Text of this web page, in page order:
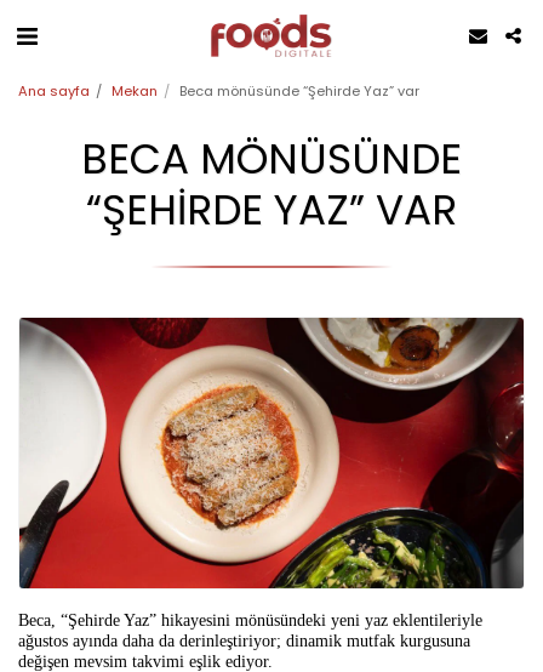
Ana sayfa Mekan Beca mönüsünde “Şehirde Yaz” var
BECA MÖNÜSÜNDE
“ŞEHIRDE YAZ” VAR
Beca, “Şehirde Yaz” hikayesini mönüsündeki yeni yaz eklentileriyle
ağustos ayında daha da derinleştiriyor; dinamik mutfak kurgusuna
değişen mevsim takvimi eşlik ediyor.